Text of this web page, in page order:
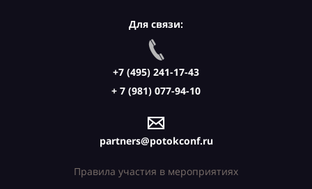
Для связи:
+7 (495) 241-17-43
+ 7 (981) 077-94-10
partners@potokconf.ru
Правила участия в мероприятиях